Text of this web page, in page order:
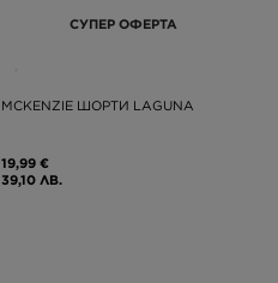
СУПЕР ОФЕРТА
MCKENZIE ШОРТИ LAGUNA
19,99 €
39,10 ЛВ.